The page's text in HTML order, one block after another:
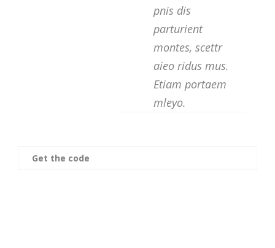
pnis dis
parturient
montes, scettr
aieo ridus mus.
Etiam portaem
mleyo.
Get the code